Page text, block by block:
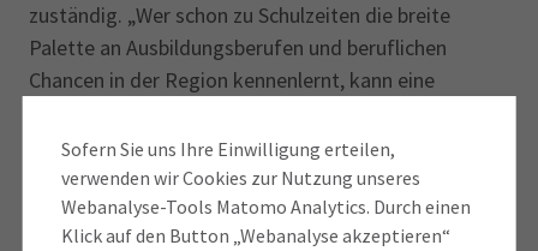
Sofern Sie uns Ihre Einwilligung erteilen,
verwenden wir Cookies zur Nutzung unseres
Webanalyse-Tools Matomo Analytics. Durch einen
Klick auf den Button „Webanalyse akzeptieren“
zuständig. „Wer schon zu Schulzeiten die breite
Palette an Ausbildungsberufen und beruflichen
Chancen in der Region kennenlernt, kann eine
Berufsausbildung ebnet den Weg dafür. Mit der
Bildungspartnerschaft wollen wir die Jugendlichen
für diesen Schritt begeistern.“